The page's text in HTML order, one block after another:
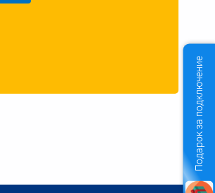
Подарок за подключение